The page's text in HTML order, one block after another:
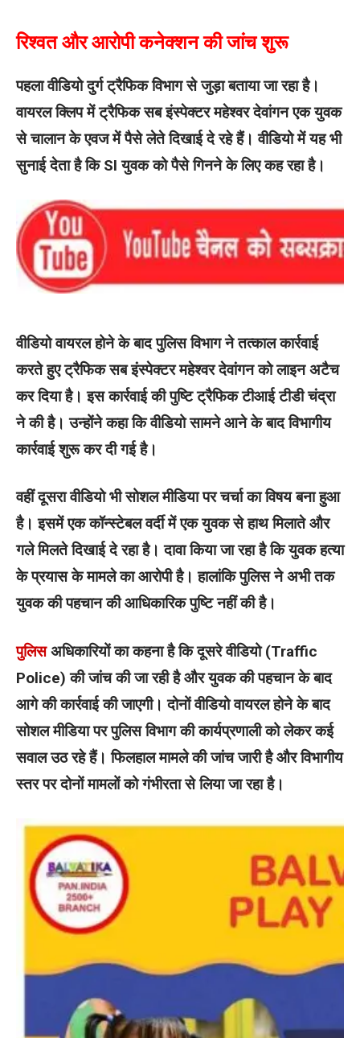
रिश्वत और आरोपी कनेक्शन की जांच शुरू
पहला वीडियो दुर्ग ट्रैफिक विभाग से जुड़ा बताया जा रहा है।
वायरल क्लिप में ट्रैफिक सब इंस्पेक्टर महेश्वर देवांगन एक युवक
से चालान के एवज में पैसे लेते दिखाई दे रहे हैं। वीडियो में यह भी
सुनाई देता है कि SI युवक को पैसे गिनने के लिए कह रहा है।
वीडियो वायरल होने के बाद पुलिस विभाग ने तत्काल कार्रवाई
करते हुए ट्रैफिक सब इंस्पेक्टर महेश्वर देवांगन को लाइन अटैच
कर दिया है। इस कार्रवाई की पुष्टि ट्रैफिक टीआई टीडी चंद्रा
ने की है। उन्होंने कहा कि वीडियो सामने आने के बाद विभागीय
कार्रवाई शुरू कर दी गई है।
वहीं दूसरा वीडियो भी सोशल मीडिया पर चर्चा का विषय बना हुआ
है। इसमें एक कॉन्स्टेबल वर्दी में एक युवक से हाथ मिलाते और
गले मिलते दिखाई दे रहा है। दावा किया जा रहा है कि युवक हत्या
के प्रयास के मामले का आरोपी है। हालांकि पुलिस ने अभी तक
युवक की पहचान की आधिकारिक पुष्टि नहीं की है।
पुलिसअधिकारियों का कहना है कि दूसरे वीडियो (Traffic
Police) की जांच की जा रही है और युवक की पहचान के बाद
आगे की कार्रवाई की जाएगी। दोनों वीडियो वायरल होने के बाद
सोशल मीडिया पर पुलिस विभाग की कार्यप्रणाली को लेकर कई
सवाल उठ रहे हैं। फिलहाल मामले की जांच जारी है और विभागीय
स्तर पर दोनों मामलों को गंभीरता से लिया जा रहा है।